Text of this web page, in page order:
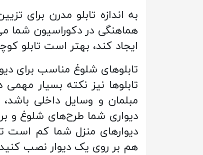
به اندازه تابلو مدرن برای
هماهنگی در دکوراسیون شما
ایجاد کند، بهتر است تابلو
تابلوهای شلوغ مناسب برای
تابلوها نیز نکته بسیار
مبلمان و وسایل داخلی باشد،
دیواری شما طرح‌های شلوغ و
دیوارهای منزل شما کم است
هم بر روی یک دیوار نصب